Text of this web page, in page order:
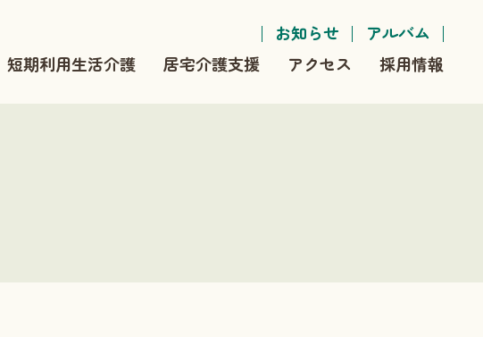
お知らせ
アルバム
短期利用生活介護 居宅介護支援 アクセス 採用情報